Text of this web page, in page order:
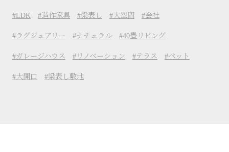
LDK 造作家具 梁表し 大空間 会社
ラグジュアリー ナチュラル 40畳リビング
ガレージハウス リノベーション テラス ペット
大開口 梁表し敷地